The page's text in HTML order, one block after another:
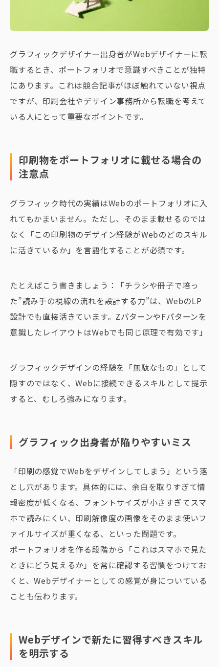
グラフィックデザイナー出身者がWebデザイナーに転
職するとき、ポートフォリオで意識すべきことが独特
にあります。これは競合記事がほぼ触れていない視点
ですが、印刷会社やデザイン事務所から転職を考えて
いる人にとって重要なポイントです。
印刷物をポートフォリオに載せる場合の
注意点
グラフィック時代の実績はWebのポートフォリオに入
れてもかまいません。ただし、そのまま載せるのでは
なく「この印刷物のデザイン経験がWebのどのスキル
に活きているか」を言語化することが必須です。
たとえばこう書きましょう：「チラシや冊子で培っ
た”読み手の視線の流れを設計する力”は、WebのLP
設計でも直接活きています。ZパターンやFパターンを
意識したレイアウトはWebでも同じ原理で有効です」
グラフィックデザインの経験を「無駄なもの」として
隠すのではなく、Webに接続できるスキルとして提示
すると、むしろ強みになります。
グラフィック出身者が陥りやすいミス
「印刷の感覚でWebをデザインしてしまう」という落
とし穴があります。具体的には、余白を取りすぎて情
報密度が低くなる、フォントサイズが小さすぎてスマ
ホで読みにくい、印刷解像度の画像をそのまま使いフ
ァイルサイズが重くなる、といった問題です。
ポートフォリオを作る段階から「これはスマホで見た
ときにどう見えるか」を常に確認する習慣をつけてお
くと、Webデザイナーとしての感覚が身についている
ことも伝わります。
Webデザインで新たに習得すべきスキル
を明示する